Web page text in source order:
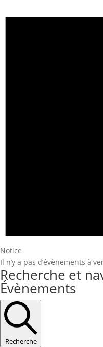
Notice
Il n’y a pas d’évènements à
Recherche et
Évènements
Recherche